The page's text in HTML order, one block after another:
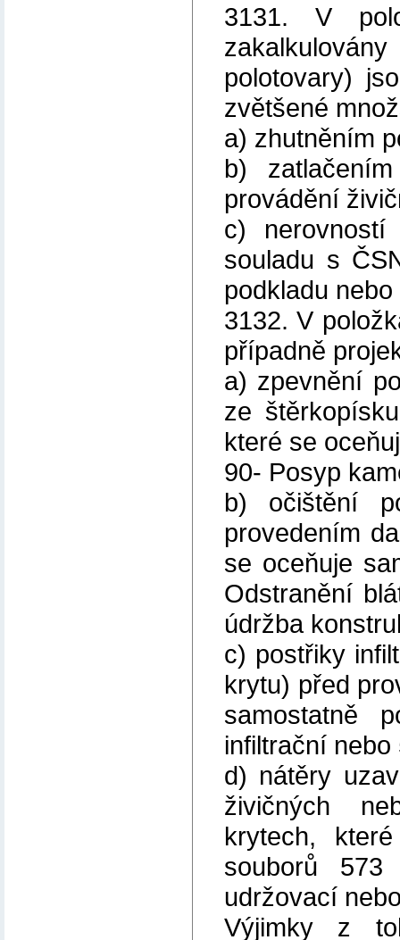
3131. V
polotovary)
zvětšené
a) zhutněním
b)
provádění
c)
souladu s
podkladu
3132. V
případně
a) zpevnění
ze
které se
90- Posyp
b) očištění
provedením
se oceňuje
Odstranění
údržba
c) postřiky
krytu) před
samostatně
infiltrační
d) nátěry
živičných
krytech,
souborů
udržovací
Výjimky z